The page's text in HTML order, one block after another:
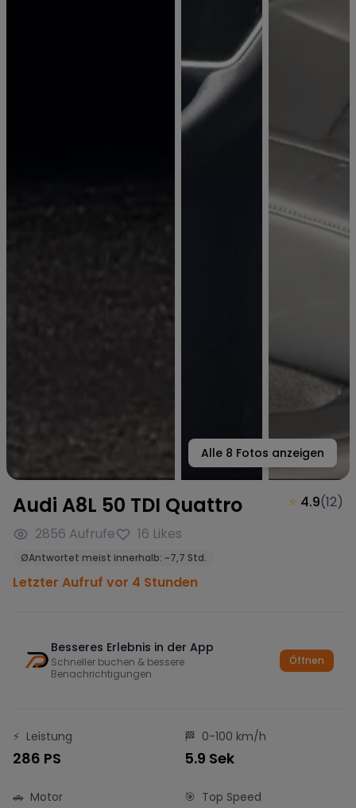
Alle 8 Fotos anzeigen
Audi A8L 50 TDI Quattro
2856 Aufrufe 16 Likes
ØAntwortet meist innerhalb: ~7,7 Std.
⭐ 4.9(12)
Letzter Aufruf vor 4 Stunden
Besseres Erlebnis in der App
Schneller buchen & bessere
Benachrichtigungen
Öffnen
⚡ Leistung
286 PS
🏁 0-100 km/h
5.9 Sek
🚗 Motor 🎯 Top Speed